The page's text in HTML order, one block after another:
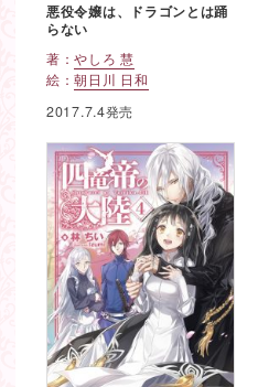
悪役令嬢は、ドラゴンとは踊
らない
著：やしろ 慧
絵：朝日川 日和
2017.7.4発売